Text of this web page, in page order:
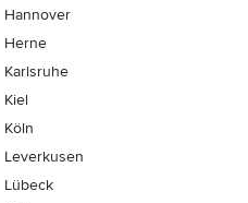
Hannover
Herne
Karlsruhe
Kiel
Köln
Leverkusen
Lübeck